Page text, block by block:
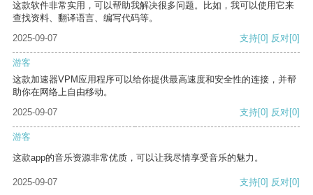
这款软件非常实用，可以帮助我解决很多问题。比如，我可以使用它来
查找资料、翻译语言、编写代码等。
2025-09-07
支持[0] 反对[0]
游客
这款加速器VPM应用程序可以给你提供最高速度和安全性的连接，并帮
助你在网络上自由移动。
2025-09-07
支持[0] 反对[0]
游客
这款app的音乐资源非常优质，可以让我尽情享受音乐的魅力。
2025-09-07 支持[0] 反对[0]